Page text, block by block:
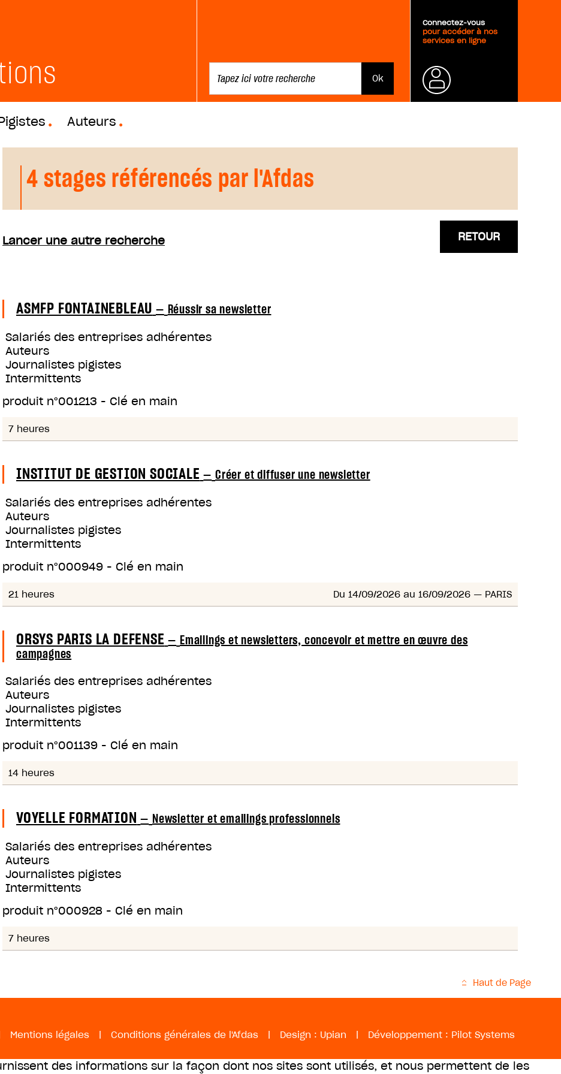
Connectez-vous
pour accéder à nos
services en ligne
Auteurs
4 stages référencés par l'Afdas
RETOUR
Lancer une autre recherche
ASMFP FONTAINEBLEAU — Réussir sa newsletter
Salariés des entreprises adhérentes
Auteurs
Journalistes pigistes
Intermittents
produit n°001213 - Clé en main
7 heures
INSTITUT DE GESTION SOCIALE — Créer et diffuser une newsletter
Salariés des entreprises adhérentes
Auteurs
Journalistes pigistes
Intermittents
produit n°000949 - Clé en main
21 heures Du 14/09/2026 au 16/09/2026 — PARIS
ORSYS PARIS LA DEFENSE — Emailings et newsletters, concevoir et mettre en œuvre des
campagnes
Salariés des entreprises adhérentes
Auteurs
Journalistes pigistes
Intermittents
produit n°001139 - Clé en main
14 heures
VOYELLE FORMATION — Newsletter et emailings professionnels
Salariés des entreprises adhérentes
Auteurs
Journalistes pigistes
Intermittents
produit n°000928 - Clé en main
7 heures
Haut de Page
Mentions légales | Conditions générales de l'Afdas | Design : Upian | Développement : Pilot Systems
des informations sur la façon dont nos sites sont utilisés, et nous permettent de les